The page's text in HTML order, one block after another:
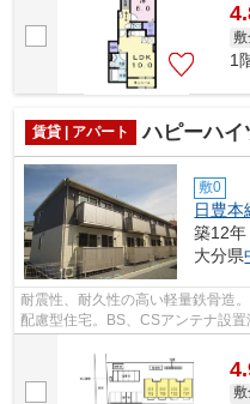
1
賃貸 | アパート ハピーハイ
敷0
日豊本
築12
大分県
耐震性、耐久性の高い軽量鉄骨造
配慮型住宅。BS、CSアンテナ設